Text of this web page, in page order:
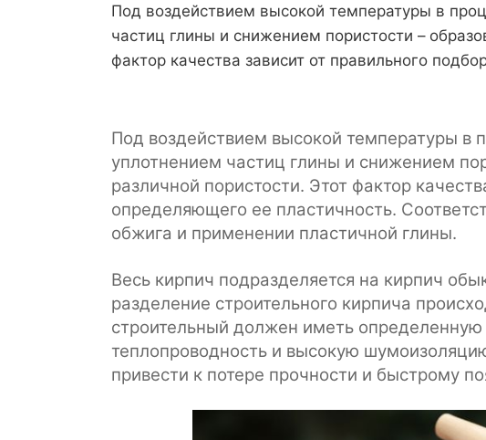
Под воздействием высокой температуры в
частиц глины и снижением пористости –
фактор качества зависит от правильного
Под воздействием высокой температуры в
уплотнением частиц глины и снижением
различной пористости. Этот фактор
определяющего ее пластичность.
обжига и применении пластичной глины.
Весь кирпич подразделяется на кирпич
разделение строительного кирпича
строительный должен иметь определенную
теплопроводность и высокую
привести к потере прочности и быстрому